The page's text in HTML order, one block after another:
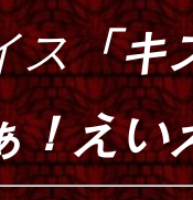
ス「キ
！えい